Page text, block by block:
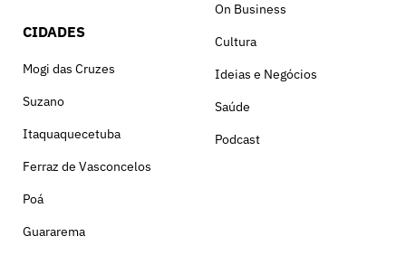
CIDADES
Mogi das Cruzes
Suzano
Itaquaquecetuba
Ferraz de Vasconcelos
Poá
Guararema
On Business
Cultura
Ideias e Negócios
Saúde
Podcast